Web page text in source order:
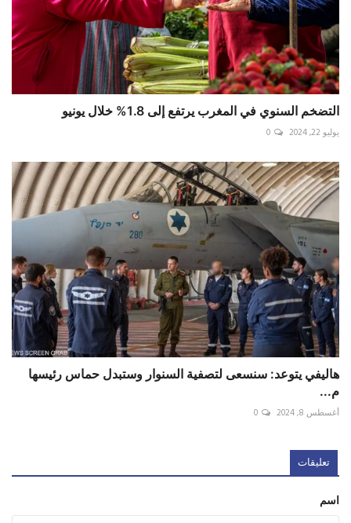
التضخم السنوي في المغرب يرتفع إلى 1.8% خلال يونيو
يوليو 22, 2024 0
هاليفي يتوعد: سنسعى لتصفية السنوار وستبدل حماس رئيسها
م...
أغسطس 8, 2024 0
تعليقات
اسم